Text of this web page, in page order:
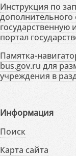
Инструкция по
портал
Памятка-
bus.gov.ru для
учреждения в
Информация
Поиск
Карта сайта